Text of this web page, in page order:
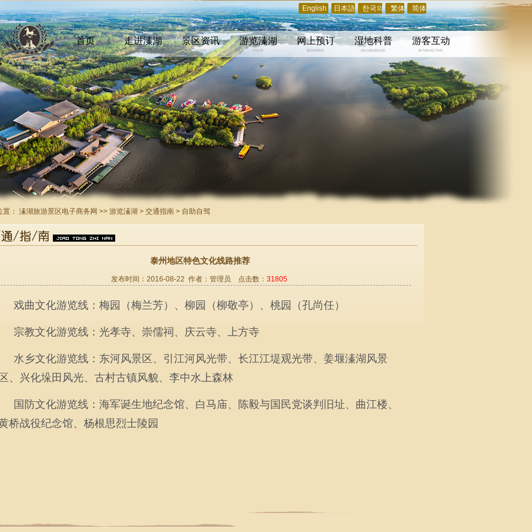
English 日本語 한국의 繁体 简体
首页
INDEX
走进溱湖
COMEIN
景区资讯
NEWS
游览溱湖
TOUR
网上预订
BOOKING
湿地科普
KNOWLEDGE
游客互动
INTERACTIVE
置： 溱湖旅游景区电子商务网 >> 游览溱湖 > 交通指南 > 自助自驾
泰州地区特色文化线路推荐
发布时间：2016-08-22 作者： 管理员 点击数： 31805
戏曲文化游览线：梅园（梅兰芳）、柳园（柳敬亭）、桃园（孔尚任）
宗教文化游览线：光孝寺、崇儒祠、庆云寺、上方寺
水乡文化游览线：东河风景区、引江河风光带、长江江堤观光带、姜堰溱湖风景
、兴化垛田风光、古村古镇风貌、李中水上森林
国防文化游览线：海军诞生地纪念馆、白马庙、陈毅与国民党谈判旧址、曲江楼、
桥战役纪念馆、杨根思烈士陵园